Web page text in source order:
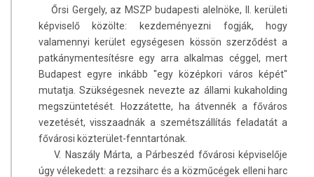
Őrsi Gergely, az MSZP budapesti alelnöke, II. kerületi
képviselő közölte: kezdeményezni fogják, hogy
valamennyi kerület egységesen kössön szerződést a
patkánymentesítésre egy arra alkalmas céggel, mert
Budapest egyre inkább "egy középkori város képét"
mutatja. Szükségesnek nevezte az állami kukaholding
megszüntetését. Hozzátette, ha átvennék a főváros
vezetését, visszaadnák a szemétszállítás feladatát a
fővárosi közterület-fenntartónak.
V. Naszály Márta, a Párbeszéd fővárosi képviselője
úgy vélekedett: a rezsiharc és a közműcégek elleni harc